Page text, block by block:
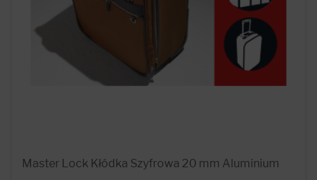
Master Lock Kłódka Szyfrowa 20 mm Aluminium